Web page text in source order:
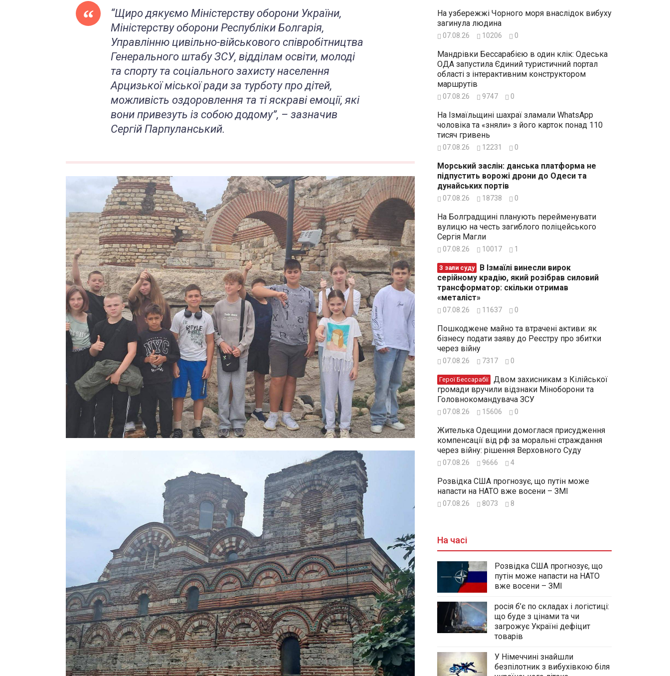
“Щиро дякуємо Міністерству оборони України,
Міністерству оборони Республіки Болгарія,
Управлінню цивільно-військового співробітництва
Генерального штабу ЗСУ, відділам освіти, молоді
та спорту та соціального захисту населення
Арцизької міської ради за турботу про дітей,
можливість оздоровлення та ті яскраві емоції, які
вони привезуть із собою додому”, – зазначив
Сергій Парпуланський.
На узбережжі Чорного моря внаслідок вибуху
загинула людина
07.08.26 10206 0
Мандрівки Бессарабією в один клік: Одеська
ОДА запустила Єдиний туристичний портал
області з інтерактивним конструктором
маршрутів
07.08.26 9747 0
На Ізмаїльщині шахраї зламали WhatsApp
чоловіка та «зняли» з його карток понад 110
тисяч гривень
07.08.26 12231 0
Морський заслін: данська платформа не
підпустить ворожі дрони до Одеси та
дунайських портів
07.08.26 18738 0
На Болградщині планують перейменувати
вулицю на честь загиблого поліцейського
Сергія Магли
07.08.26 10017 1
З зали суду
серійному крадію, який розібрав силовий
трансформатор: скільки отримав
«металіст»
07.08.26 11637 0
Пошкоджене майно та втрачені активи: як
бізнесу подати заяву до Реєстру про збитки
через війну
07.08.26 7317 0
Герої Бессарабії
громади вручили відзнаки Міноборони та
Головнокомандувача ЗСУ
07.08.26 15606 0
Жителька Одещини домоглася присудження
компенсації від рф за моральні страждання
через війну: рішення Верховного Суду
07.08.26 9666 4
Розвідка США прогнозує, що путін може
напасти на НАТО вже восени – ЗМІ
07.08.26 8073 8
На часі
Розвідка США прогнозує, що
путін може напасти на НАТО
вже восени – ЗМІ
росія б’є по складах і логістиці:
що буде з цінами та чи
загрожує Україні дефіцит
товарів
У Німеччині знайшли
безпілотник з вибухівкою біля